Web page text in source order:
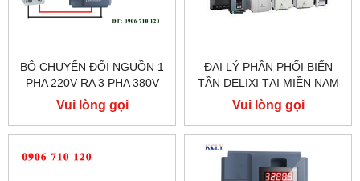
BỘ CHUYỂN ĐỔI NGUỒN 1
PHA 220V RA 3 PHA 380V
CHO MÁY CỬA BÀN TRƯỢT
Vui lòng gọi
ĐẠI LÝ PHÂN PHỐI BIẾN
TẦN DELIXI TẠI MIỀN NAM
Vui lòng gọi